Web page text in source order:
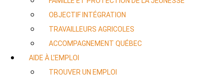
OBJECTIF INTÉGRATION
TRAVAILLEURS AGRICOLES
ACCOMPAGNEMENT QUÉBEC
AIDE À L’EMPLOI
TROUVER UN EMPLOI